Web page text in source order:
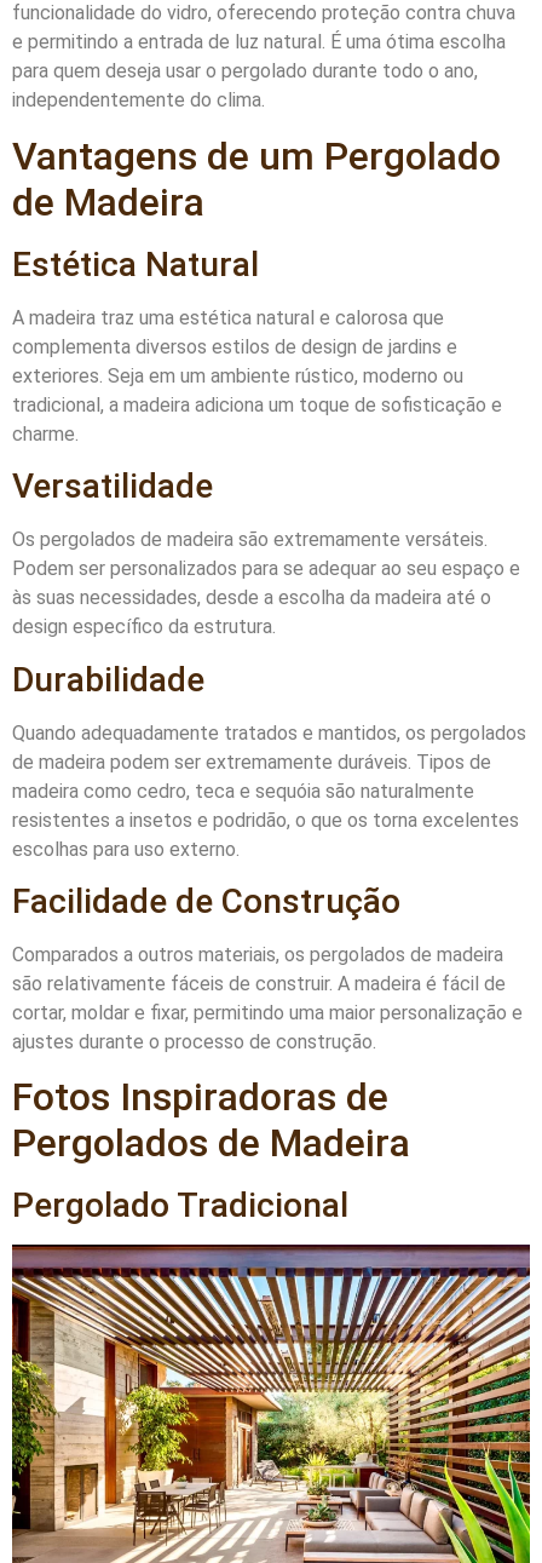
funcionalidade do vidro, oferecendo proteção contra chuva
e permitindo a entrada de luz natural. É uma ótima escolha
para quem deseja usar o pergolado durante todo o ano,
independentemente do clima.
Vantagens de um Pergolado
de Madeira
Estética Natural
A madeira traz uma estética natural e calorosa que
complementa diversos estilos de design de jardins e
exteriores. Seja em um ambiente rústico, moderno ou
tradicional, a madeira adiciona um toque de sofisticação e
charme.
Versatilidade
Os pergolados de madeira são extremamente versáteis.
Podem ser personalizados para se adequar ao seu espaço e
às suas necessidades, desde a escolha da madeira até o
design específico da estrutura.
Durabilidade
Quando adequadamente tratados e mantidos, os pergolados
de madeira podem ser extremamente duráveis. Tipos de
madeira como cedro, teca e sequóia são naturalmente
resistentes a insetos e podridão, o que os torna excelentes
escolhas para uso externo.
Facilidade de Construção
Comparados a outros materiais, os pergolados de madeira
são relativamente fáceis de construir. A madeira é fácil de
cortar, moldar e fixar, permitindo uma maior personalização e
ajustes durante o processo de construção.
Fotos Inspiradoras de
Pergolados de Madeira
Pergolado Tradicional